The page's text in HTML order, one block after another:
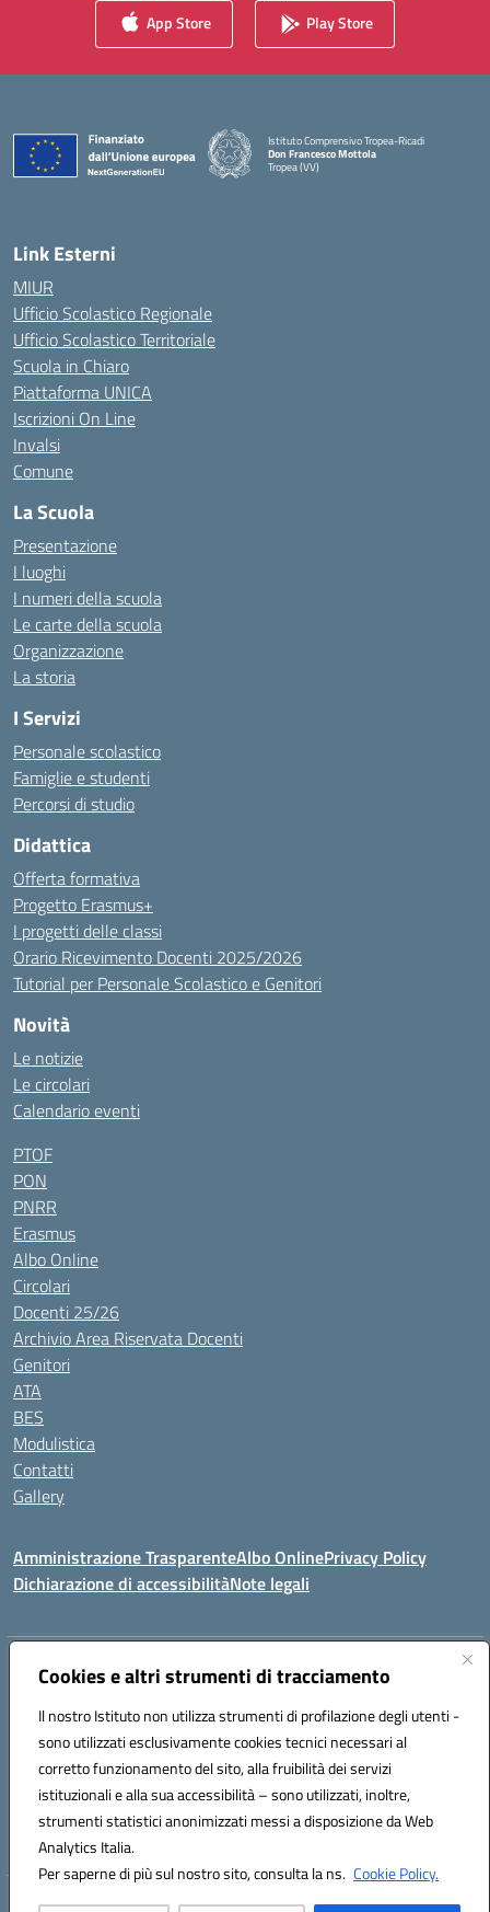
Cookies e altri strumenti di tracciamento
Il nostro Istituto non utilizza strumenti di profilazione degli utenti -
sono utilizzati esclusivamente cookies tecnici necessari al
corretto funzionamento del sito, alla fruibilità dei servizi
istituzionali e alla sua accessibilità – sono utilizzati, inoltre,
strumenti statistici anonimizzati messi a disposizione da Web
Analytics Italia.
Per saperne di più sul nostro sito, consulta la ns. Cookie Policy.
App Store Play Store
Istituto Comprensivo Tropea-Ricadi
Don Francesco Mottola
Tropea (VV)
— Visita la pagina iniziale della scuola
Link Esterni
MIUR
Ufficio Scolastico Regionale
Ufficio Scolastico Territoriale
Scuola in Chiaro
Piattaforma UNICA
Iscrizioni On Line
Invalsi
Comune
La Scuola
Presentazione
I luoghi
I numeri della scuola
Le carte della scuola
Organizzazione
La storia
I Servizi
Personale scolastico
Famiglie e studenti
Percorsi di studio
Didattica
Offerta formativa
Progetto Erasmus+
I progetti delle classi
Orario Ricevimento Docenti 2025/2026
Tutorial per Personale Scolastico e Genitori
Novità
Le notizie
Le circolari
Calendario eventi
PTOF
PON
PNRR
Erasmus
Albo Online
Circolari
Docenti 25/26
Archivio Area Riservata Docenti
Genitori
ATA
BES
Modulistica
Contatti
Gallery
Amministrazione TrasparenteAlbo OnlinePrivacy Policy
Dichiarazione di accessibilitàNote legali
Indirizzo:Via Coniugi Crigna – Cap. 89861 – Tropea (VV)
Posta elettronica certificata (PEC):vvic82200d@pec.istruzione.it
Codice fiscale: 96012410799
Codice meccanografico:VVIC82200D
Codice Indice delle Pubbliche Amministrazioni (IPA): istsc_vvic82200d
Codice unico di fatturazione (CUF): UFUKAE
Hosting & Powered by 3D Solution S.r.l.